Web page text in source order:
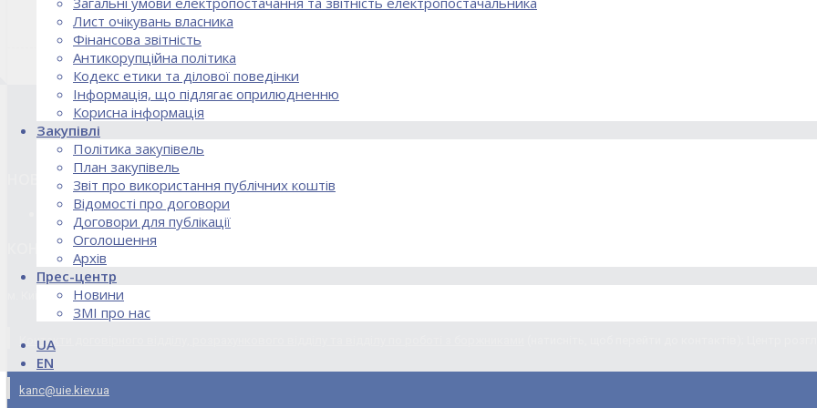
Лист очікувань власника
Фінансова звітність
Антикорупційна політика
Кодекс етики та ділової поведінки
Інформація, що підлягає оприлюдненню
Корисна інформація
Закупівлі
Політика закупівель
План закупівель
Звіт про використання публічних коштів
Відомості про договори
Договори для публікації
Оголошення
Архів
Прес-центр
Новини
ЗМІ про нас
UA
EN
НОВИНИ
18.02.2026 Стартував процес реорганізації ДПЗД «Укрінтеренерго»
КОНТАКТИ
м. Київ, вул. Кирилівська, 85
Контакти договірного відділу, розрахункового відділу та відділу по роботі з боржниками
kanc@uie.kiev.ua